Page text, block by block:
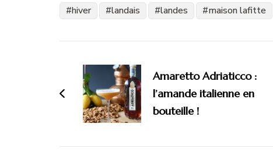
hiver
landais landes maison lafitte
d'article
Amaretto Adriaticco :
l’amande italienne en
bouteille !